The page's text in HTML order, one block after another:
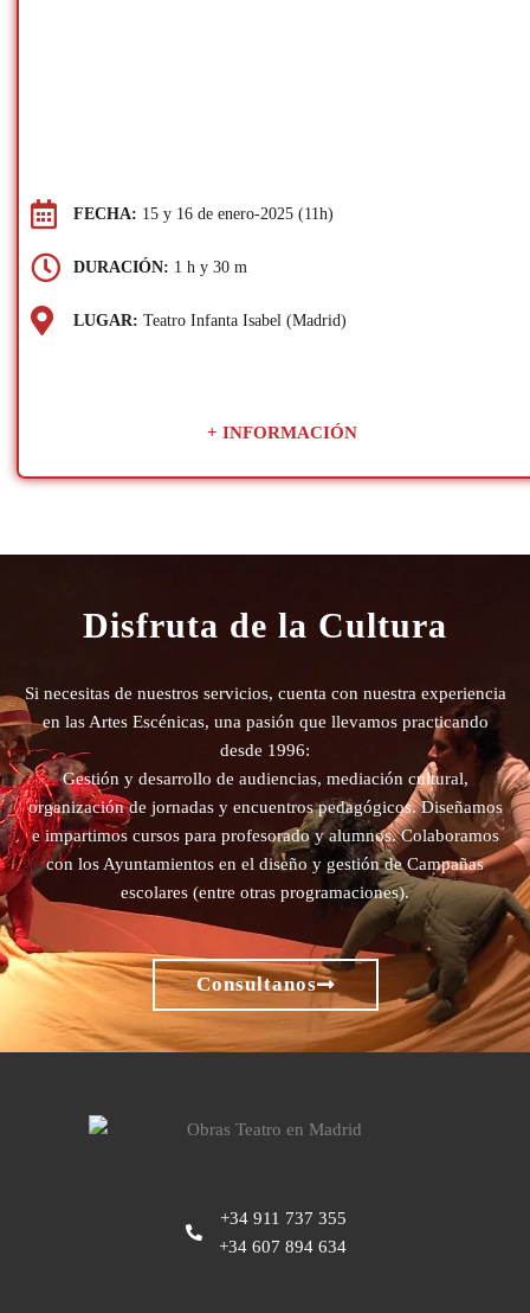
FECHA: 15 y 16 de enero-2025 (11h)
DURACIÓN: 1 h y 30 m
LUGAR: Teatro Infanta Isabel (Madrid)
+ INFORMACIÓN
Disfruta de la Cultura
Si necesitas de nuestros servicios, cuenta con nuestra experiencia
en las Artes Escénicas, una pasión que llevamos practicando
desde 1996:
Gestión y desarrollo de audiencias, mediación cultural,
organización de jornadas y encuentros pedagógicos. Diseñamos
e impartimos cursos para profesorado y alumnos. Colaboramos
con los Ayuntamientos en el diseño y gestión de Campañas
escolares (entre otras programaciones).
Consultanos
+34 911 737 355
+34 607 894 634